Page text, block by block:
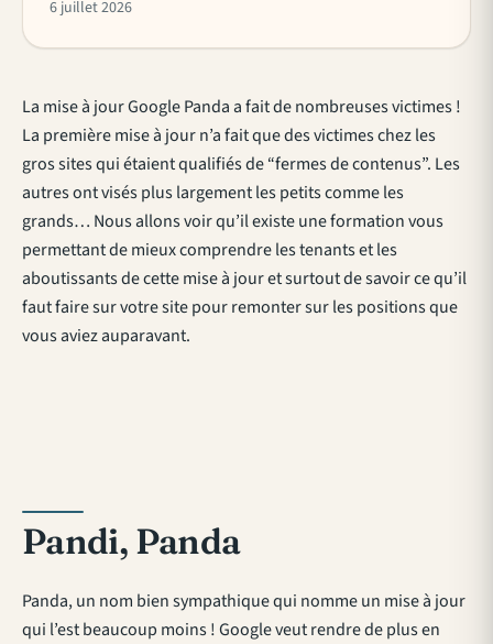
La mise à jour Google Panda a fait de nombreuses victimes !
La première mise à jour n’a fait que des victimes chez les
gros sites qui étaient qualifiés de “fermes de contenus”. Les
autres ont visés plus largement les petits comme les
grands… Nous allons voir qu’il existe une formation vous
permettant de mieux comprendre les tenants et les
aboutissants de cette mise à jour et surtout de savoir ce qu’il
faut faire sur votre site pour remonter sur les positions que
vous aviez auparavant.
Pandi, Panda
Panda, un nom bien sympathique qui nomme un mise à jour
qui l’est beaucoup moins ! Google veut rendre de plus en
6 juillet 2026